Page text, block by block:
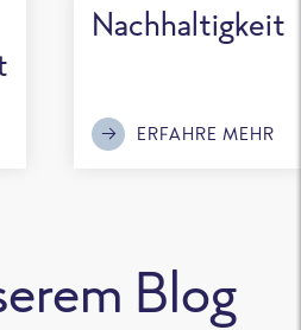
Nachhaltigkeit
ERFAHRE MEHR
Blog